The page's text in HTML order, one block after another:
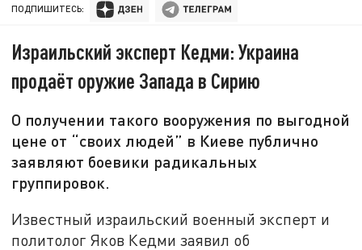
ПОДПИШИТЕСЬ:
Израильский эксперт Кедми: Украина
продаёт оружие Запада в Сирию
О получении такого вооружения по выгодной
цене от “своих людей” в Киеве публично
заявляют боевики радикальных
группировок.
Известный израильский военный эксперт и
политолог Яков Кедми заявил об